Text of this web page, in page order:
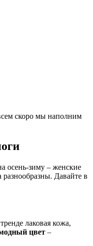
скоро мы наполним
осень-зиму – женские
Давайте в
лаковая кожа,
цвет –